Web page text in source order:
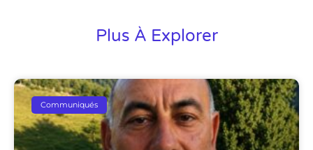
Plus À Explorer
Communiqués